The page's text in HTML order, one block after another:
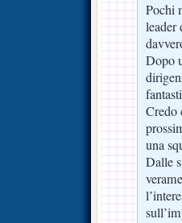
Pochi
leader
Dopo
Credo
una
Dalle